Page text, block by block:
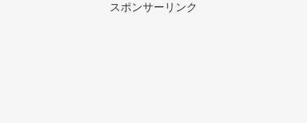
スポンサーリンク